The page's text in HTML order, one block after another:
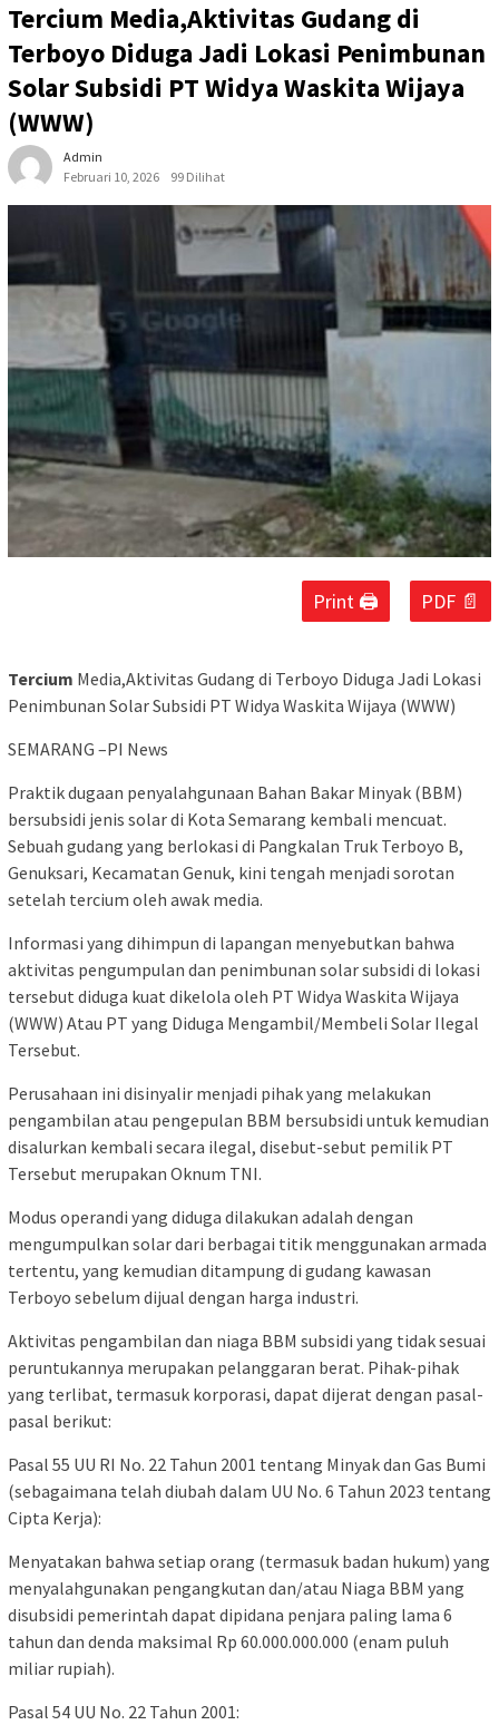
Tercium Media,Aktivitas Gudang di
Terboyo Diduga Jadi Lokasi Penimbunan
Solar Subsidi PT Widya Waskita Wijaya
(WWW)
Admin
Februari 10, 2026
99 Dilihat
Print 🖨 PDF 📄
Tercium Media,Aktivitas Gudang di Terboyo Diduga Jadi Lokasi
Penimbunan Solar Subsidi PT Widya Waskita Wijaya (WWW)
SEMARANG –PI News
Praktik dugaan penyalahgunaan Bahan Bakar Minyak (BBM)
bersubsidi jenis solar di Kota Semarang kembali mencuat.
Sebuah gudang yang berlokasi di Pangkalan Truk Terboyo B,
Genuksari, Kecamatan Genuk, kini tengah menjadi sorotan
setelah tercium oleh awak media.
Informasi yang dihimpun di lapangan menyebutkan bahwa
aktivitas pengumpulan dan penimbunan solar subsidi di lokasi
tersebut diduga kuat dikelola oleh PT Widya Waskita Wijaya
(WWW) Atau PT yang Diduga Mengambil/Membeli Solar Ilegal
Tersebut.
Perusahaan ini disinyalir menjadi pihak yang melakukan
pengambilan atau pengepulan BBM bersubsidi untuk kemudian
disalurkan kembali secara ilegal, disebut-sebut pemilik PT
Tersebut merupakan Oknum TNI.
Modus operandi yang diduga dilakukan adalah dengan
mengumpulkan solar dari berbagai titik menggunakan armada
tertentu, yang kemudian ditampung di gudang kawasan
Terboyo sebelum dijual dengan harga industri.
Aktivitas pengambilan dan niaga BBM subsidi yang tidak sesuai
peruntukannya merupakan pelanggaran berat. Pihak-pihak
yang terlibat, termasuk korporasi, dapat dijerat dengan pasal-
pasal berikut:
Pasal 55 UU RI No. 22 Tahun 2001 tentang Minyak dan Gas Bumi
(sebagaimana telah diubah dalam UU No. 6 Tahun 2023 tentang
Cipta Kerja):
Menyatakan bahwa setiap orang (termasuk badan hukum) yang
menyalahgunakan pengangkutan dan/atau Niaga BBM yang
disubsidi pemerintah dapat dipidana penjara paling lama 6
tahun dan denda maksimal Rp 60.000.000.000 (enam puluh
miliar rupiah).
Pasal 54 UU No. 22 Tahun 2001: